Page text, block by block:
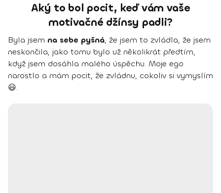
Aký to bol pocit, keď vám vaše
motivačné džínsy padli?
Byla jsem na sebe pyšná, že jsem to zvládla, že jsem
neskončila, jako tomu bylo už několikrát předtím,
když jsem dosáhla malého úspěchu. Moje ego
narostlo a mám pocit, že zvládnu, cokoliv si vymyslím
😃.